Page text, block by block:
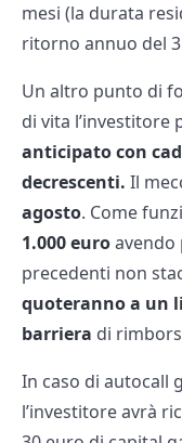
mesi (la durata
ritorno annuo del
Un altro punto di
di vita
anticipato con
decrescenti. Il
agosto. Come
1.000 euroavendo
precedenti non
quoteranno a un
barriera di
In caso di autocall
l’investitore avrà